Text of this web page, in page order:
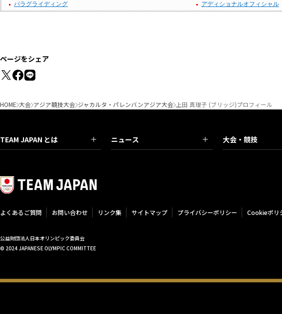
パラグライディング
アディショナルオフィシャル
ページをシェア
HOME 大会 アジア競技大会 ジャカルタ・パレンバンアジア大会 上田 真理子 (ブリッジ)プロフィール
TEAM JAPAN とは ニュース 大会・競技
よくあるご質問 お問い合わせ リンク集 サイトマップ プライバシーポリシー Cookieポリ
公益財団法人日本オリンピック委員会
© 2024 JAPANESE OLYMPIC COMMITTEE